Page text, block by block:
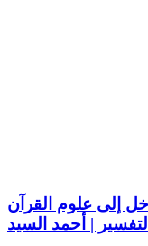
إلى علوم القرآن
| أحمد السيد